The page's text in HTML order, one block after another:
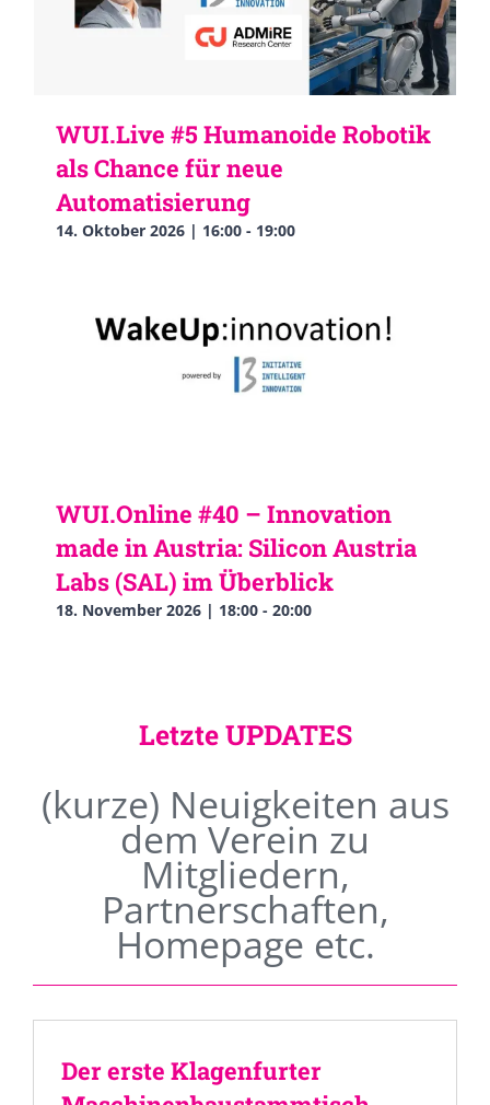
WUI.Live #5 Humanoide Robotik
als Chance für neue
Automatisierung
14. Oktober 2026 | 16:00 - 19:00
WUI.Online #40 – Innovation
made in Austria: Silicon Austria
Labs (SAL) im Überblick
18. November 2026 | 18:00 - 20:00
Letzte UPDATES
(kurze) Neuigkeiten aus
dem Verein zu
Mitgliedern,
Partnerschaften,
Homepage etc.
Der erste Klagenfurter